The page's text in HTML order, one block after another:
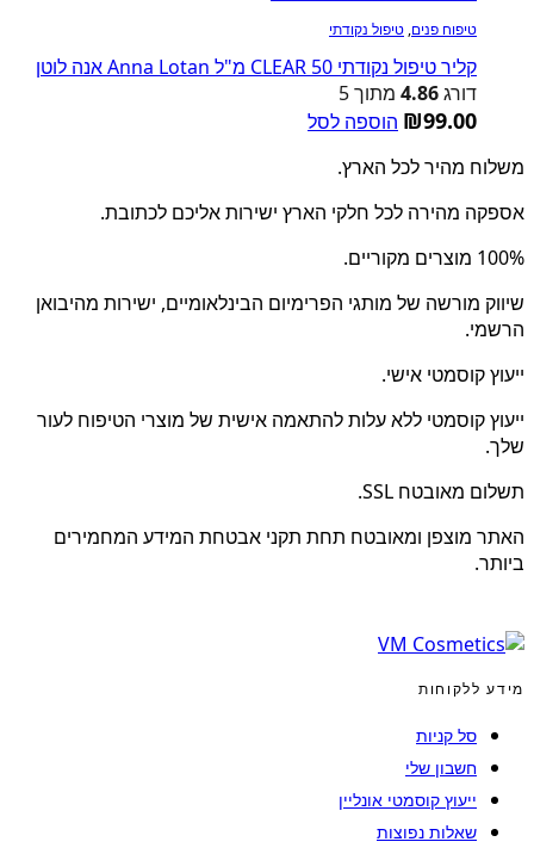
טיפוח פנים, טיפול נקודתי
קליר טיפול נקודתי CLEAR 50 מ"ל Anna Lotan אנה לוטן
דורג4.86 מתוך 5
₪99.00
הוספה לסל
משלוח מהיר לכל הארץ.
אספקה מהירה לכל חלקי הארץ ישירות אליכם לכתובת.
100% מוצרים מקוריים.
שיווק מורשה של מותגי הפרימיום הבינלאומיים, ישירות מהיבואן
הרשמי.
ייעוץ קוסמטי אישי.
ייעוץ קוסמטי ללא עלות להתאמה אישית של מוצרי הטיפוח לעור
שלך.
תשלום מאובטח SSL.
האתר מוצפן ומאובטח תחת תקני אבטחת המידע המחמירים
ביותר.
מידע ללקוחות
סל קניות
חשבון שלי
ייעוץ קוסמטי אונליין
שאלות נפוצות